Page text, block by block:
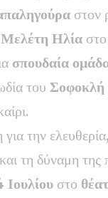
στον
Μελέτη Ηλία
σπουδαία
του Σοφοκλή
την
τη δύναμη
Ιουλίου στο